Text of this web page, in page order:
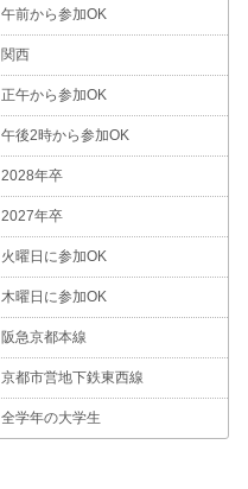
午前から参加OK
関西
正午から参加OK
午後2時から参加OK
2028年卒
2027年卒
火曜日に参加OK
木曜日に参加OK
阪急京都本線
京都市営地下鉄東西線
全学年の大学生